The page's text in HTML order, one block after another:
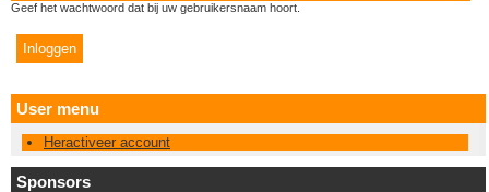
Geef het wachtwoord dat bij uw gebruikersnaam hoort.
User menu
Heractiveer account
Sponsors